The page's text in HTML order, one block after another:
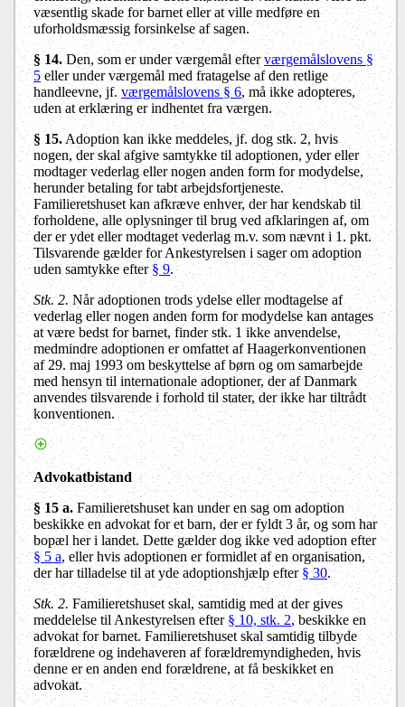
væsentlig skade for barnet eller at ville medføre en
uforholdsmæssig forsinkelse af sagen.
§ 14.Den, som er under værgemål efterværgemålslovens §
5eller under værgemål med fratagelse af den retlige
handleevne, jf. værgemålslovens § 6, må ikke adopteres,
uden at erklæring er indhentet fra værgen.
§ 15.Adoption kan ikke meddeles, jf. dog stk. 2, hvis
nogen, der skal afgive samtykke til adoptionen, yder eller
modtager vederlag eller nogen anden form for modydelse,
herunder betaling for tabt arbejdsfortjeneste.
Familieretshuset kan afkræve enhver, der har kendskab til
forholdene, alle oplysninger til brug ved afklaringen af, om
der er ydet eller modtaget vederlag m.v. som nævnt i 1. pkt.
Tilsvarende gælder for Ankestyrelsen i sager om adoption
uden samtykke efter§ 9.
Stk. 2.Når adoptionen trods ydelse eller modtagelse af
vederlag eller nogen anden form for modydelse kan antages
at være bedst for barnet, finder stk. 1 ikke anvendelse,
medmindre adoptionen er omfattet af Haagerkonventionen
af 29. maj 1993 om beskyttelse af børn og om samarbejde
med hensyn til internationale adoptioner, der af Danmark
anvendes tilsvarende i forhold til stater, der ikke har tiltrådt
konventionen.
Advokatbistand
§ 15 a.Familieretshuset kan under en sag om adoption
beskikke en advokat for et barn, der er fyldt 3 år, og som har
bopæl her i landet. Dette gælder dog ikke ved adoption efter
§ 5 a, eller hvis adoptionen er formidlet af en organisation,
der har tilladelse til at yde adoptionshjælp efter § 30.
Stk. 2. Familieretshuset skal, samtidig med at der gives
meddelelse til Ankestyrelsen efter§ 10, stk. 2, beskikke en
advokat for barnet. Familieretshuset skal samtidig tilbyde
forældrene og indehaveren af forældremyndigheden, hvis
denne er en anden end forældrene, at få beskikket en
advokat.